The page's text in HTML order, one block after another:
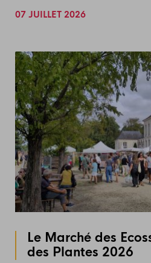
07 JUILLET 2026
Le Marché des
des Plantes 2026